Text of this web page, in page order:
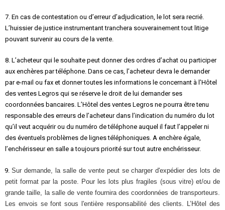
7. En cas de contestation ou d’erreur d’adjudication, le lot sera recrié.
L’huissier de justice instrumentant tranchera souverainement tout litige
pouvant survenir au cours de la vente.
8. L’acheteur qui le souhaite peut donner des ordres d’achat ou participer
aux enchères par téléphone. Dans ce cas, l’acheteur devra le demander
par e-mail ou fax et donner toutes les informations le concernant à l’Hôtel
des ventes Legros qui se réserve le droit de lui demander ses
coordonnées bancaires. L’Hôtel des ventes Legros ne pourra être tenu
responsable des erreurs de l’acheteur dans l’indication du numéro du lot
qu’il veut acquérir ou du numéro de téléphone auquel il faut l’appeler ni
des éventuels problèmes de lignes téléphoniques. A enchère égale,
l’enchérisseur en salle a toujours priorité sur tout autre enchérisseur.
Sur demande, la salle de vente peut se charger d'expédier des lots de
petit format par la poste. Pour les lots plus fragiles (sous vitre) et/ou de
grande taille, la salle de vente fournira des coordonnées de transporteurs.
Les envois se font sous l'entière responsabilité des clients. L’Hôtel des